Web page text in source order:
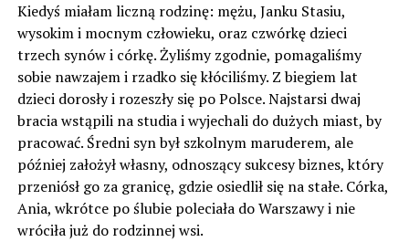
Kiedyś miałam liczną rodzinę: mężu, Janku Stasiu,
wysokim i mocnym człowieku, oraz czwórkę dzieci
trzech synów i córkę. Żyliśmy zgodnie, pomagaliśmy
sobie nawzajem i rzadko się kłóciliśmy. Z biegiem lat
dzieci dorosły i rozeszły się po Polsce. Najstarsi dwaj
bracia wstąpili na studia i wyjechali do dużych miast, by
pracować. Średni syn był szkolnym maruderem, ale
później założył własny, odnoszący sukcesy biznes, który
przeniósł go za granicę, gdzie osiedlił się na stałe. Córka,
Ania, wkrótce po ślubie poleciała do Warszawy i nie
wróciła już do rodzinnej wsi.